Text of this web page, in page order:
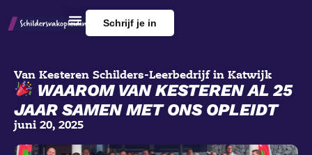
Schrijf je in
Van Kesteren Schilders-Leerbedrijf in Katwijk
WAAROM VAN KESTEREN AL 25
JAAR SAMEN MET ONS OPLEIDT
juni 20, 2025